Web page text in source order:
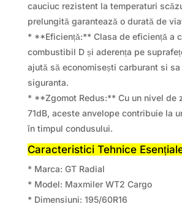
cauciuc rezistent la temperaturi
prelungită garantează o durată de
* **Eficiență:** Clasa de eficiență a
combustibil D și aderența pe
ajută să economisești carburant si
siguranta.
* **Zgomot Redus:** Cu un nivel de
71dB, aceste anvelope contribuie la
în timpul condusului.
Caracteristici Tehnice
* Marca: GT Radial
* Model: Maxmiler WT2 Cargo
* Dimensiuni: 195/60R16